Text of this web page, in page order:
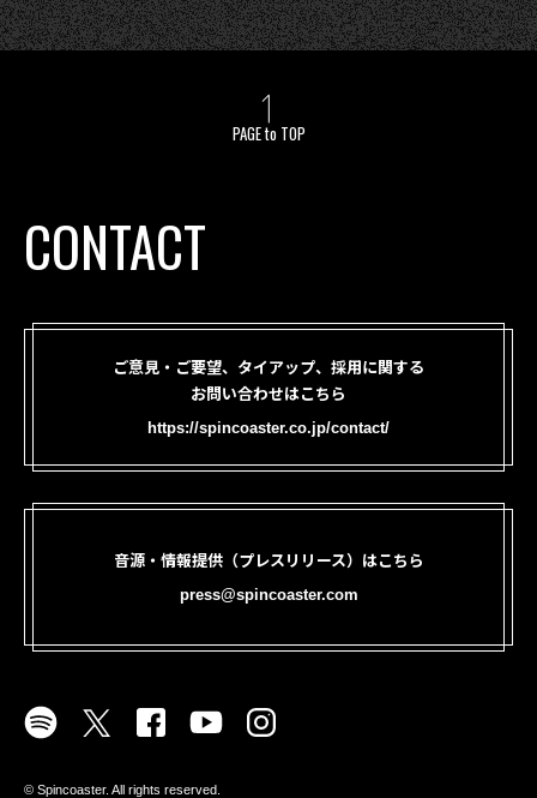
PAGE to TOP
CONTACT
ご意見・ご要望、タイアップ、採用に関する
お問い合わせはこちら
https://spincoaster.co.jp/contact/
音源・情報提供（プレスリリース）はこちら
press@spincoaster.com
©︎ Spincoaster. All rights reserved.